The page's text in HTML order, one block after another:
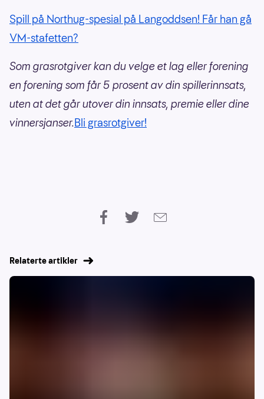
Spill på Northug-spesial på Langoddsen! Får han gå
VM-stafetten?
Som grasrotgiver kan du velge et lag eller forening
en forening som får 5 prosent av din spillerinnsats,
uten at det går utover din innsats, premie eller dine
vinnersjanser.Bli grasrotgiver!
Relaterte artikler